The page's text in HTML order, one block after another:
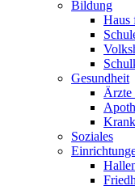
Bildung
Haus
Gesundheit
Soziales